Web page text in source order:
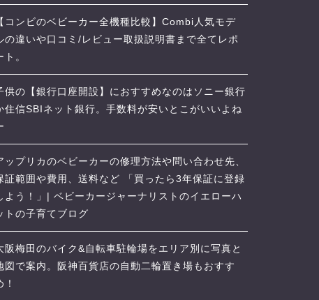
【コンビのベビーカー全機種比較】Combi人気モデ
の違いや口コミ/レビュー取扱説明書まで全てレポ
ト。
供の【銀行口座開設】におすすめなのはソニー銀行
住信SBIネット銀行。手数料が安いとこがいいよね
ップリカのベビーカーの修理方法や問い合わせ先、
証範囲や費用、送料など 「買ったら3年保証に登録
よう！」| ベビーカージャーナリストのイエローハ
トの子育てブログ
阪梅田のバイク&自転車駐輪場をエリア別に写真と
図で案内。阪神百貨店の自動二輪置き場もおすす
！